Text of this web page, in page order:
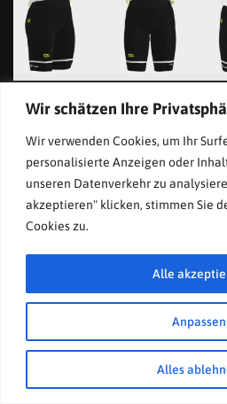
Wir schätzen Ihre
Wir verwenden Cookies, um Ihr
personalisierte Anzeigen oder
unseren Datenverkehr zu
akzeptieren" klicken, stimmen Sie
Cookies zu.
Anpassen
Alles
Alle
© POLISPORTIVA A.V.I. BIKETEAM
Impressum